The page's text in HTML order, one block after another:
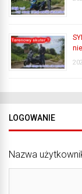
LOGOWANIE
Nazwa